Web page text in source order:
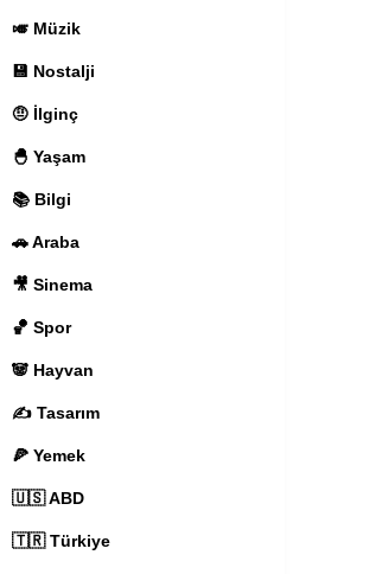
🎺 Müzik
💾 Nostalji
🤨 İlginç
🐣 Yaşam
📚 Bilgi
🚗 Araba
🎥 Sinema
🏀 Spor
🐼 Hayvan
✍️ Tasarım
🍕 Yemek
🇺🇸 ABD
🇹🇷 Türkiye